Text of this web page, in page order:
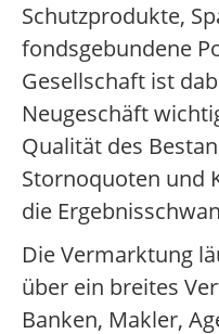
Schutzprodukte,
fondsgebundene
Gesellschaft ist
Neugeschäft
Qualität des
Stornoquoten und
die
Die Vermarktung
über ein breites
Banken, Makler,